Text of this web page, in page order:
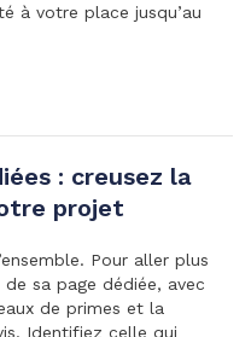
à votre place jusqu’au
: creusez la
projet
Pour aller plus
sa page dédiée, avec
de primes et la
Identifiez celle qui